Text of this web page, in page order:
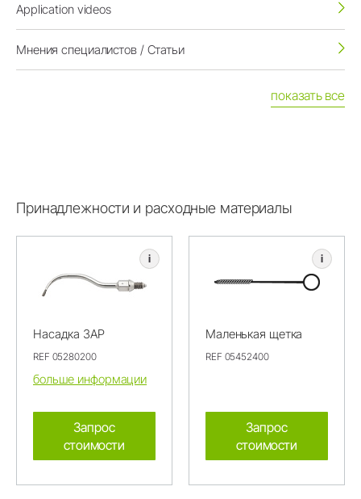
Application videos
Мнения специалистов / Статьи
показать все
Принадлежности и расходные материалы
i
Насадка 3AP
REF 05280200
больше информации
Запрос
стоимости
i
Маленькая щетка
REF 05452400
Запрос
стоимости